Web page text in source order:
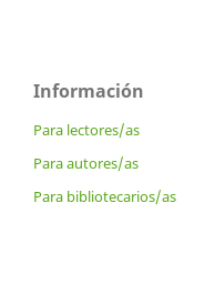
Información
Para lectores/as
Para autores/as
Para bibliotecarios/as